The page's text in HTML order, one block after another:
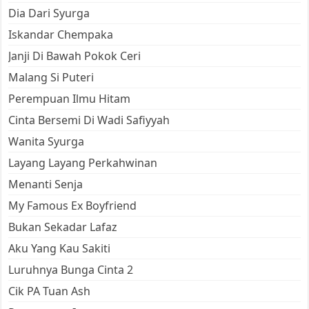
Dia Dari Syurga
Iskandar Chempaka
Janji Di Bawah Pokok Ceri
Malang Si Puteri
Perempuan Ilmu Hitam
Cinta Bersemi Di Wadi Safiyyah
Wanita Syurga
Layang Layang Perkahwinan
Menanti Senja
My Famous Ex Boyfriend
Bukan Sekadar Lafaz
Aku Yang Kau Sakiti
Luruhnya Bunga Cinta 2
Cik PA Tuan Ash